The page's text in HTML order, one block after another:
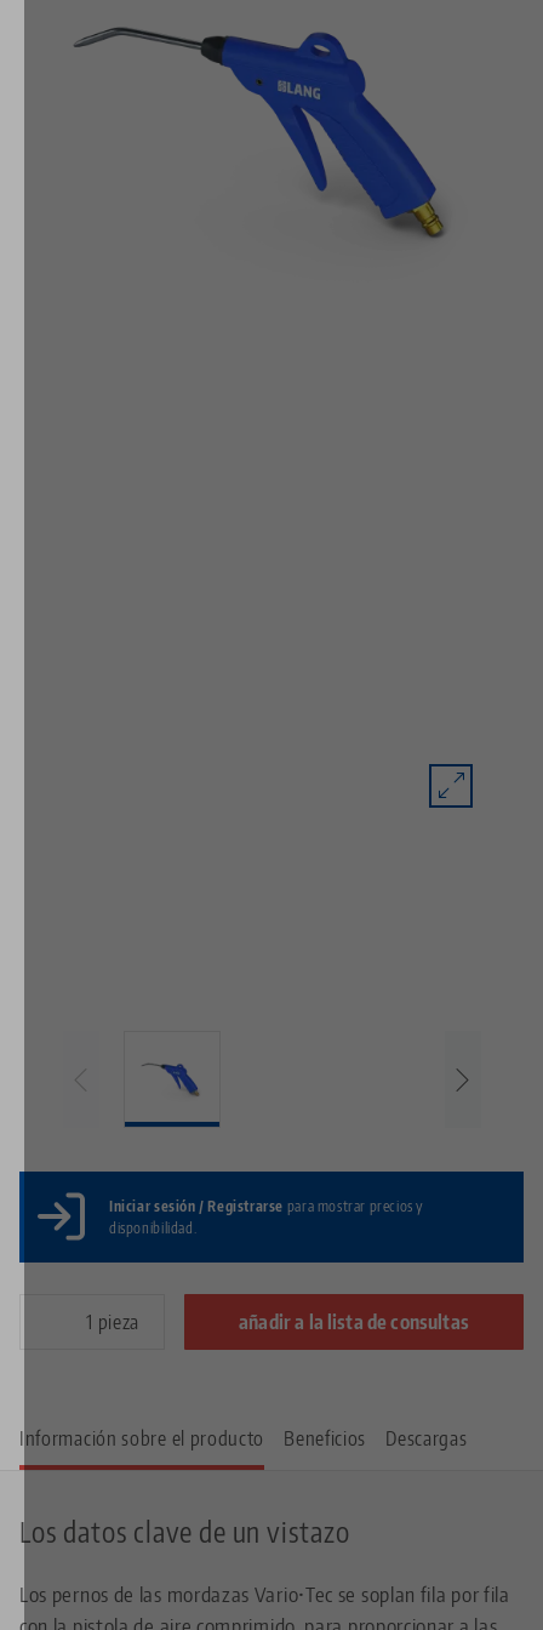
Iniciar sesión / Registrarse para mostrar precios y
disponibilidad.
pieza añadir a la lista de consultas
Información sobre el producto Beneficios Descargas
Los datos clave de un vistazo
Los pernos de las mordazas Vario•Tec se soplan fila por fila